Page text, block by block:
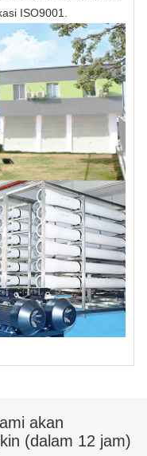
ISO9001.
akan
(dalam 12 jam)